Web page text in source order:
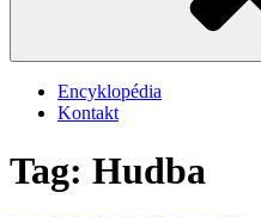
Encyklopédia
Kontakt
Tag: Hudba